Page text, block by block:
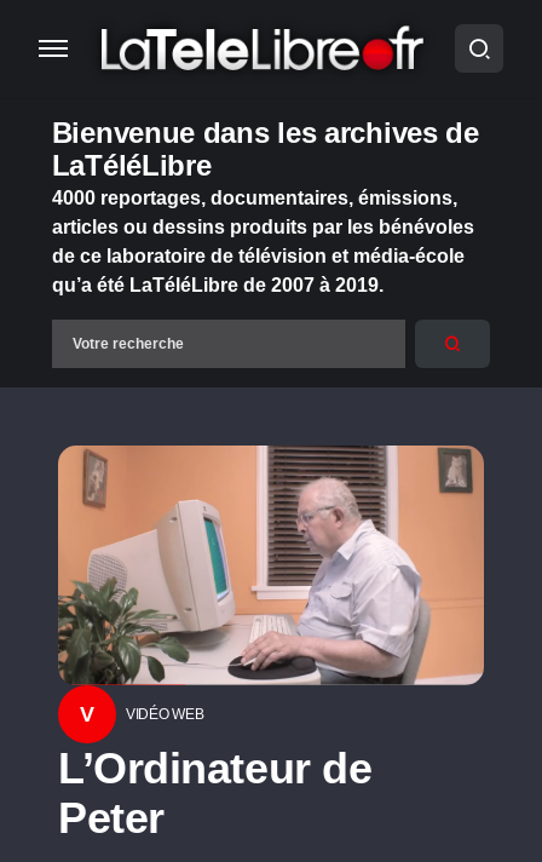
Bienvenue dans les archives de
LaTéléLibre
4000 reportages, documentaires, émissions,
articles ou dessins produits par les bénévoles
de ce laboratoire de télévision et média-école
qu’a été LaTéléLibre de 2007 à 2019.
V VIDÉO WEB
L’Ordinateur de
Peter